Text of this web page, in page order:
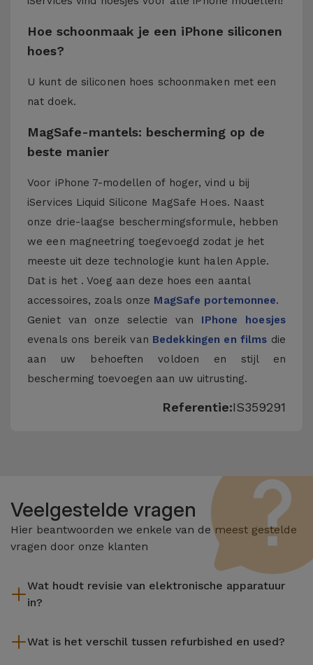
Hoe schoonmaak je een iPhone siliconen
hoes?
U kunt de siliconen hoes schoonmaken met een
nat doek.
MagSafe-mantels: bescherming op de
beste manier
Voor iPhone 7-modellen of hoger, vind u bij
iServices Liquid Silicone MagSafe Hoes. Naast
onze drie-laagse beschermingsformule, hebben
we een magneetring toegevoegd zodat je het
meeste uit deze technologie kunt halen Apple.
Dat is het . Voeg aan deze hoes een aantal
accessoires, zoals onze MagSafe portemonnee.
Geniet van onze selectie van IPhone hoesjes
evenals ons bereik van Bedekkingen en films die
aan uw behoeften voldoen en stijl en
bescherming toevoegen aan uw uitrusting.
Referentie:IS359291
Veelgestelde vragen
Hier beantwoorden we enkele van de meest gestelde
vragen door onze klanten
Wat houdt revisie van elektronische apparatuur
in?
reiniging, en niet te vergeten het repareren van elk defect
Wat is het verschil tussen refurbished en used?